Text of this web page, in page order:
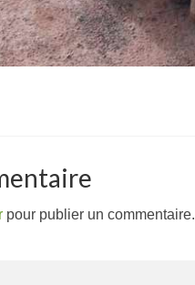
pour publier un commentaire.